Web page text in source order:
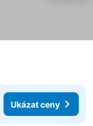
Ukázat ceny